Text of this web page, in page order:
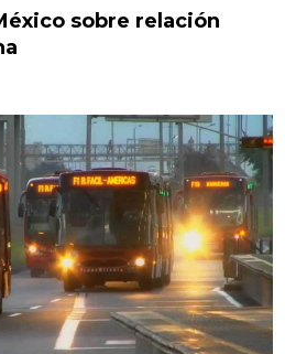
sobre relación